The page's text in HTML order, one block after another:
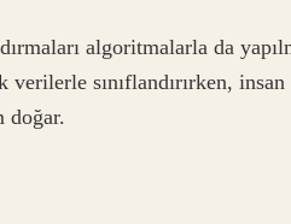
algoritmalarla da
sınıflandırırken,
doğar.